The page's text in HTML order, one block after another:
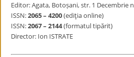
Editor: Agata, Botoșani, str. 1 Decembrie
ISSN:2065 – 4200(ediţia online)
ISSN:2067 – 2144(formatul tipărit)
Director: Ion ISTRATE